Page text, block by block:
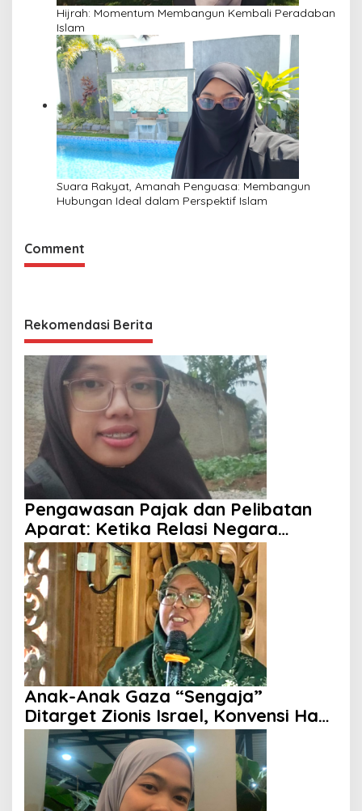
Hijrah: Momentum Membangun Kembali Peradaban
Islam
Suara Rakyat, Amanah Penguasa: Membangun
Hubungan Ideal dalam Perspektif Islam
Comment
Rekomendasi Berita
Pengawasan Pajak dan Pelibatan
Aparat: Ketika Relasi Negara
dengan Rakyat Dipertanyakan
Anak-Anak Gaza “Sengaja”
Ditarget Zionis Israel, Konvensi Hak
Anak Tak Berdaya